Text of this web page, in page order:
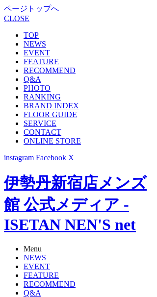
ページトップへ
CLOSE
TOP
NEWS
EVENT
FEATURE
RECOMMEND
Q&A
PHOTO
RANKING
BRAND INDEX
FLOOR GUIDE
SERVICE
CONTACT
ONLINE STORE
instagram Facebook X
伊勢丹新宿店メンズ
館 公式メディア -
ISETAN NEN'S net
Menu
NEWS
EVENT
FEATURE
RECOMMEND
Q&A